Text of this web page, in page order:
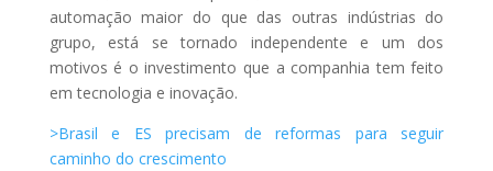
automação maior do que das outras indústrias do
grupo, está se tornado independente e um dos
motivos é o investimento que a companhia tem feito
em tecnologia e inovação.
>Brasil e ES precisam de reformas para seguir
caminho do crescimento